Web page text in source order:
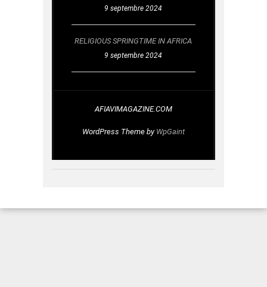
9 septembre 2024
RELIGIOUS SPRINGTIME IN AFRICA
9 septembre 2024
AFIAVIMAGAZINE.COM
WordPress Theme by WpGaint